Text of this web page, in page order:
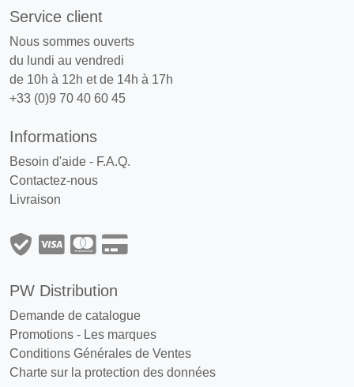
Service client
Nous sommes ouverts
du lundi au vendredi
de 10h à 12h et de 14h à 17h
+33 (0)9 70 40 60 45
Informations
Besoin d'aide - F.A.Q.
Contactez-nous
Livraison
PW Distribution
Demande de catalogue
Promotions - Les marques
Conditions Générales de Ventes
Charte sur la protection des données